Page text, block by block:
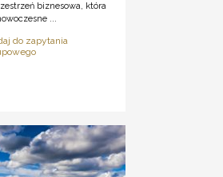
biznesowa, która
...